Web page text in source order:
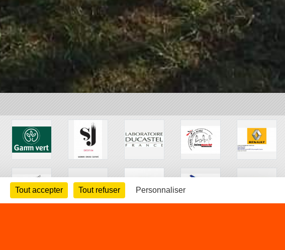
Tout accepter Tout refuser Personnaliser